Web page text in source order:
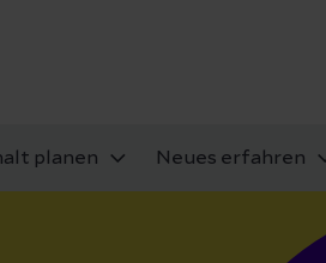
planen Neues erfahren